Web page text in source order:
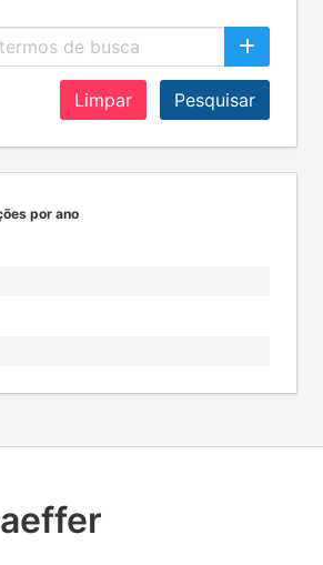
Limpar Pesquisar
por ano